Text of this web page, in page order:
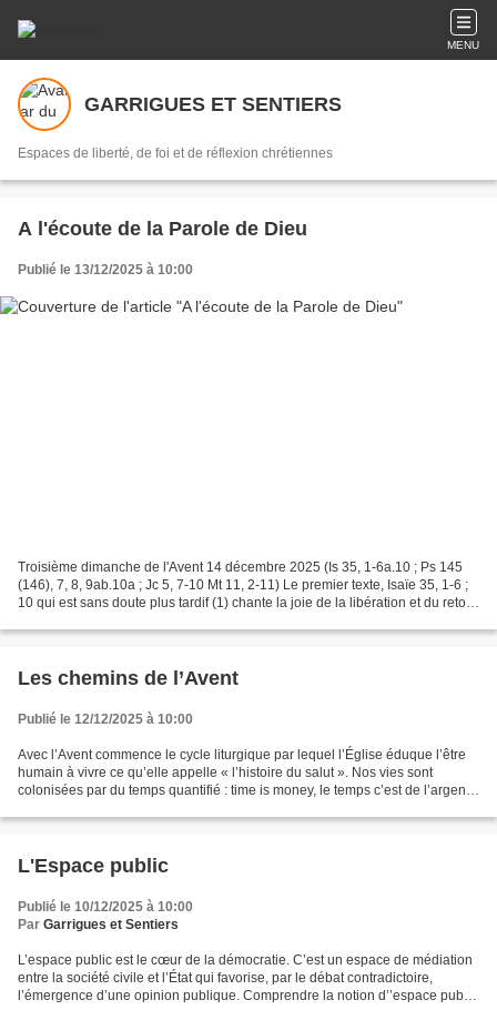
MENU
GARRIGUES ET SENTIERS
Espaces de liberté, de foi et de réflexion chrétiennes
A l'écoute de la Parole de Dieu
Publié le 13/12/2025 à 10:00
Troisième dimanche de l'Avent 14 décembre 2025 (Is 35, 1-6a.10 ; Ps 145
(146), 7, 8, 9ab.10a ; Jc 5, 7-10 Mt 11, 2-11) Le premier texte, Isaïe 35, 1-6 ;
10 qui est sans doute plus tardif (1) chante la joie de la libération et du retour
Les chemins de l’Avent
Publié le 12/12/2025 à 10:00
Avec l’Avent commence le cycle liturgique par lequel l’Église éduque l’être
humain à vivre ce qu’elle appelle « l’histoire du salut ». Nos vies sont
colonisées par du temps quantifié : time is money, le temps c’est de l’argent
L'Espace public
Publié le 10/12/2025 à 10:00
Par Garrigues et Sentiers
L’espace public est le cœur de la démocratie. C’est un espace de médiation
entre la société civile et l’État qui favorise, par le débat contradictoire,
l’émergence d’une opinion publique. Comprendre la notion d’’espace public